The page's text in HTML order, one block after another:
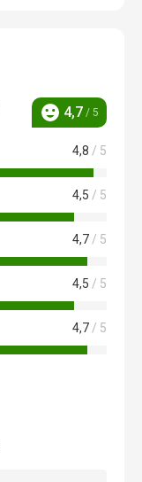
Ocena
4,7 / 5
4,8 / 5
4,5 / 5
4,7 / 5
4,5 / 5
4,7 / 5